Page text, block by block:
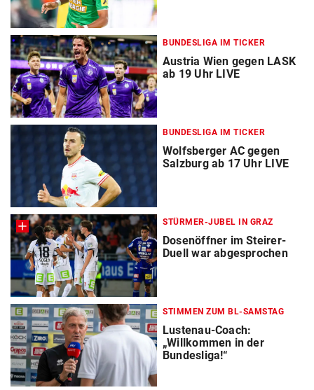
BUNDESLIGA IM TICKER
Austria Wien gegen LASK
ab 19 Uhr LIVE
BUNDESLIGA IM TICKER
Wolfsberger AC gegen
Salzburg ab 17 Uhr LIVE
STÜRMER-JUBEL IN GRAZ
Dosenöffner im Steirer-
Duell war abgesprochen
STIMMEN ZUM BL-SAMSTAG
Lustenau-Coach:
„Willkommen in der
Bundesliga!“